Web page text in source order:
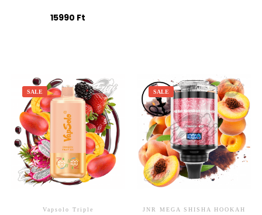
15990 Ft
SALE
Vapsolo Triple
SALE
JNR MEGA SHISHA HOOKAH